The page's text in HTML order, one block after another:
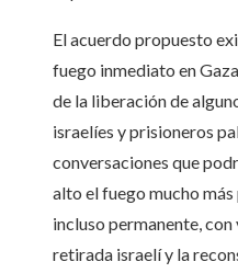
El acuerdo propuesto
fuego inmediato en
de la liberación de
israelíes y prisioneros
conversaciones que
alto el fuego mucho
incluso permanente, con
retirada israelí y la